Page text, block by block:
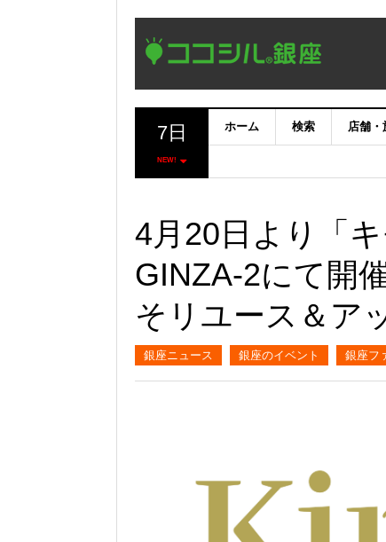
7日
NEW!
ホーム 検索 店舗・
4月20日より「
GINZA-2にて開
そリユース＆ア
銀座ニュース 銀座のイベント 銀座フ